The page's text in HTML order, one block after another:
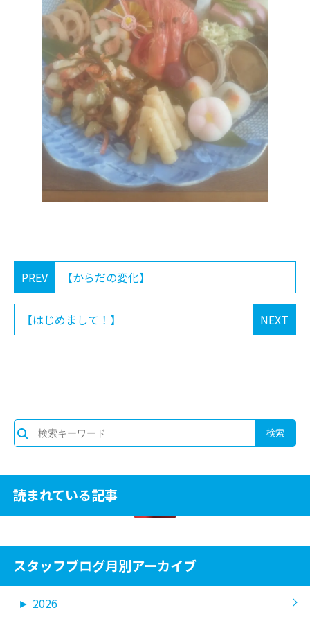
PREV 【からだの変化】
NEXT
【はじめまして！】
読まれている記事
スタッフブログ月別アーカイブ
► 2026